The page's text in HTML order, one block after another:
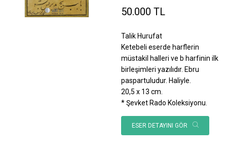
50.000 TL
Talik Hurufat
Ketebeli eserde harflerin
müstakil halleri ve b harfinin ilk
birleşimleri yazılıdır. Ebru
paspartuludur. Haliyle.
20,5 x 13 cm.
* Şevket Rado Koleksiyonu.
ESER DETAYINI GÖR